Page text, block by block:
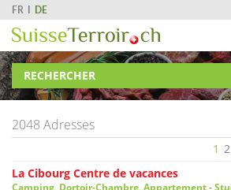
FR DE
RECHERCHER
2048 Adresses
1 2
La Cibourg Centre de vacances
Camping, Dortoir-Chambre, Appartement -